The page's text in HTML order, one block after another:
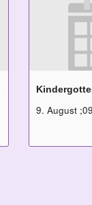
9. August